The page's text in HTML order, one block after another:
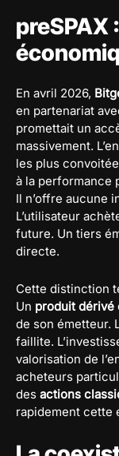
preSPAX
En avril 2026,
en partenariat
promettait un
massivement.
les plus
à la performance
Il n’offre aucune
L’utilisateur
future. Un tiers
directe.
Cette distinction
Un produit dérivé
de son émetteur.
faillite.
valorisation de
acheteurs
des actions
rapidement cette